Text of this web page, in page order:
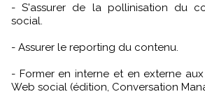
- S'assurer de la pollinisation du
social.
- Assurer le reporting du contenu.
- Former en interne et en externe
Web social (édition, Conversation